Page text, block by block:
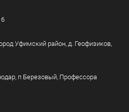
Уфимский район, д. Геофизиков,
п Березовый, Профессора